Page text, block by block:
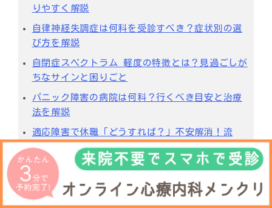
りやすく解説
自律神経失調症は何科を受診すべき？症状別の選
び方を解説
自閉症スペクトラム 軽度の特徴とは？見過ごしが
ちなサインと困りごと
パニック障害の病院は何科？行くべき目安と治療
法を解説
適応障害で休職「どうすれば？」不安解消！流
れ・期間・お金・過ごし方
パニック障害かも？初めての病院は何科？失敗し
ない選び方
トリンテリックスの副作用【完全ガイド】症状・